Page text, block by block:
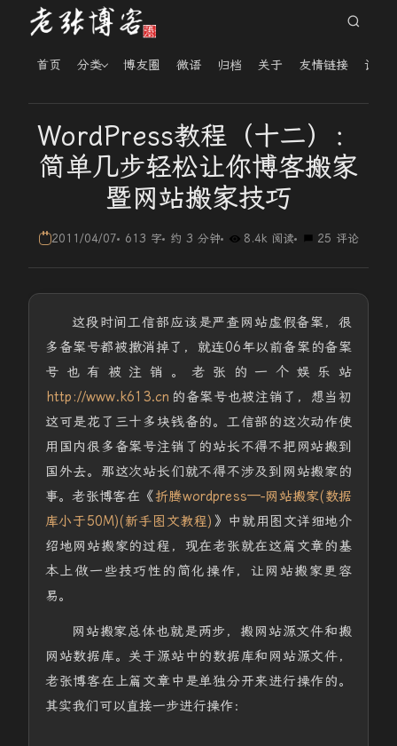
首页 分类 博友圈 微语 归档 关于 友情链接 读者
WordPress教程（十二）：
简单几步轻松让你博客搬家
暨网站搬家技巧
2011/04/07 613 字 约 3 分钟 8.4k 阅读 25 评论
这段时间工信部应该是严查网站虚假备案，很
多备案号都被撤消掉了，就连06年以前备案的备案
号也有被注销。老张的一个娱乐站
http://www.k613.cn 的备案号也被注销了，想当初
这可是花了三十多块钱备的。工信部的这次动作使
用国内很多备案号注销了的站长不得不把网站搬到
国外去。那这次站长们就不得不涉及到网站搬家的
事。老张博客在《折腾wordpress—-网站搬家(数据
库小于50M)(新手图文教程) 》中就用图文详细地介
绍地网站搬家的过程，现在老张就在这篇文章的基
本上做一些技巧性的简化操作，让网站搬家更容
易。
网站搬家总体也就是两步，搬网站源文件和搬
网站数据库。关于源站中的数据库和网站源文件，
老张博客在上篇文章中是单独分开来进行操作的。
其实我们可以直接一步进行操作：